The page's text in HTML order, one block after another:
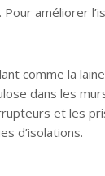
améliorer
comme la
dans les
et les
d’isolations.